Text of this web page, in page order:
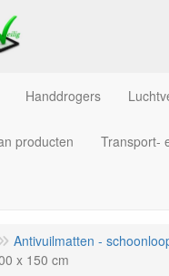
Handdrogers
producten Transport-
Antivuilmatten -
x 150 cm